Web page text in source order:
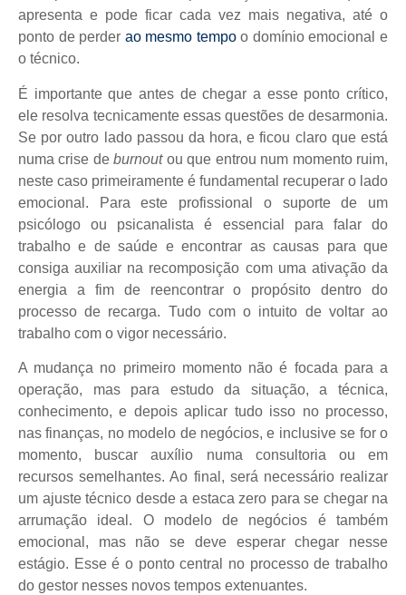
apresenta e pode ficar cada vez mais negativa, até o
ponto de perder ao mesmo tempoo domínio emocional e
o técnico.
É importante que antes de chegar a esse ponto crítico,
ele resolva tecnicamente essas questões de desarmonia.
Se por outro lado passou da hora, e ficou claro que está
numa crise deburnout ou que entrou num momento ruim,
neste caso primeiramente é fundamental recuperar o lado
emocional. Para este profissional o suporte de um
psicólogo ou psicanalista é essencial para falar do
trabalho e de saúde e encontrar as causas para que
consiga auxiliar na recomposição com uma ativação da
energia a fim de reencontrar o propósito dentro do
processo de recarga. Tudo com o intuito de voltar ao
trabalho com o vigor necessário.
A mudança no primeiro momento não é focada para a
operação, mas para estudo da situação, a técnica,
conhecimento, e depois aplicar tudo isso no processo,
nas finanças, no modelo de negócios, e inclusive se for o
momento, buscar auxílio numa consultoria ou em
recursos semelhantes. Ao final, será necessário realizar
um ajuste técnico desde a estaca zero para se chegar na
arrumação ideal. O modelo de negócios é também
emocional, mas não se deve esperar chegar nesse
estágio. Esse é o ponto central no processo de trabalho
do gestor nesses novos tempos extenuantes.